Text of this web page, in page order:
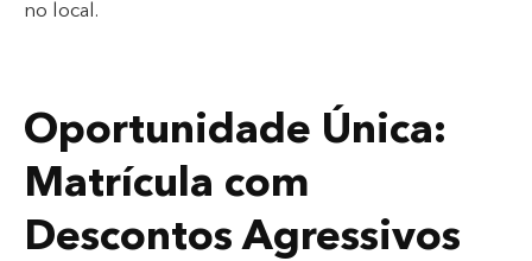
no local.
Oportunidade Única:
Matrícula com
Descontos Agressivos